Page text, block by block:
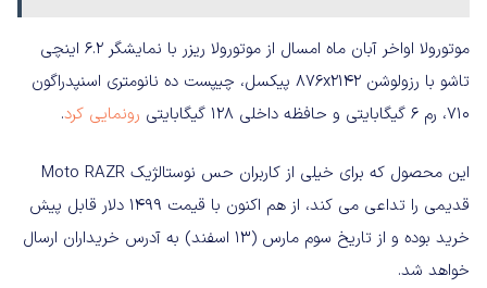
موتورولا اواخر آبان ماه امسال از موتورولا ریزر با نمایشگر 6.2 اینچی
تاشو با رزولوشن 876x2142 پیکسل، چیپست ده نانومتری اسنپدراگون
710، رم 6 گیگابایتی و حافظه داخلی 128 گیگابایتی
رونمایی کرد.
این محصول که برای خیلی از کاربران حس نوستالژیک Moto RAZR
قدیمی را تداعی می کند، از هم اکنون با قیمت 1499 دلار قابل پیش
خرید بوده و از تاریخ سوم مارس (13 اسفند) به آدرس خریداران ارسال
خواهد شد.